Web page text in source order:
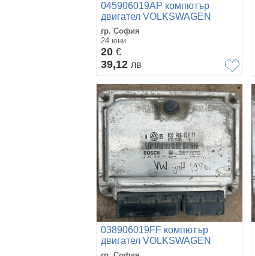
045906019AP компютър
двигател VOLKSWAGEN
POLO 1.4TDI 0281010865
гр. София
24 юни
20 €
39,12 лв
038906019FF компютър
двигател VOLKSWAGEN
GOLF 4 1.9TDI 0281010662